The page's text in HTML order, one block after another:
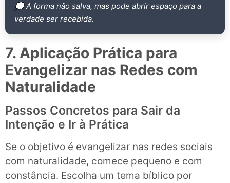
💭 A forma não salva, mas pode abrir espaço para a
verdade ser recebida.
7. Aplicação Prática para
Evangelizar nas Redes com
Naturalidade
Passos Concretos para Sair da
Intenção e Ir à Prática
Se o objetivo é evangelizar nas redes sociais
com naturalidade, comece pequeno e com
constância. Escolha um tema bíblico por